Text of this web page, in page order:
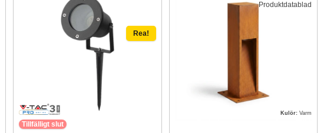
Rea!
Tillfälligt slut
Produktdatablad
Kulör: Varm